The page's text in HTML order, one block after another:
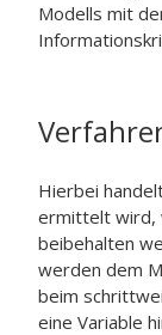
Modells mit
Hierbei
ermittelt wird,
beibehalten
werden dem
beim
eine Variable